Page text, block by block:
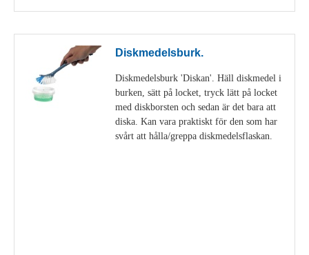
Diskmedelsburk.
Diskmedelsburk 'Diskan'. Häll diskmedel i
burken, sätt på locket, tryck lätt på locket
med diskborsten och sedan är det bara att
diska. Kan vara praktiskt för den som har
svårt att hålla/greppa diskmedelsflaskan.